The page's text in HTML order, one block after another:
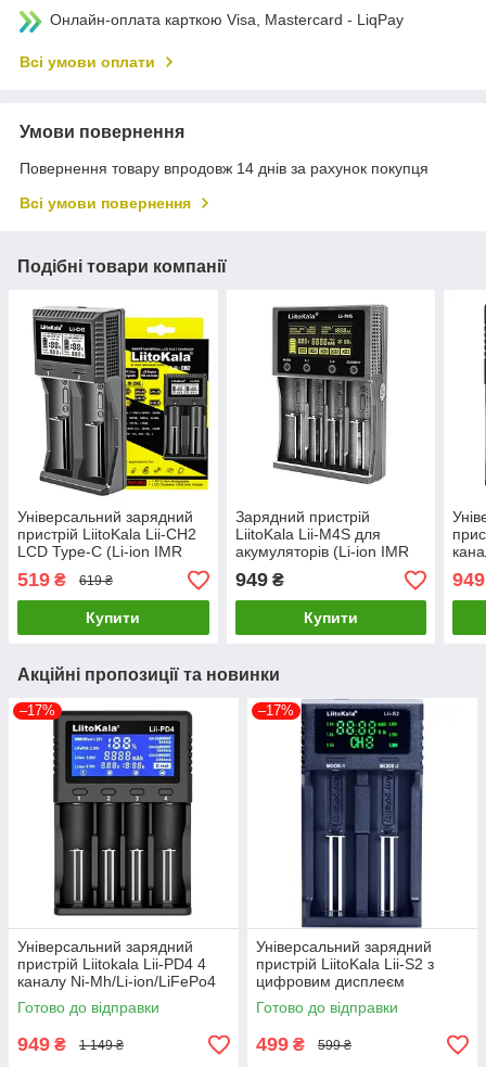
Онлайн-оплата карткою Visa, Mastercard - LiqPay
Всі умови оплати
Умови повернення
Повернення товару впродовж 14 днів за рахунок покупця
Всі умови повернення
Подібні товари компанії
Універсальний зарядний
пристрій LiitoKala Lii-CH2
LCD Type-C (Li-ion IMR
LiFe NiMH) на 2
акумулятори
519 ₴ 619 ₴
Купити
Зарядний пристрій
LiitoKala Lii-M4S для
акумуляторів (Li-ion IMR
LiFe NiMH) + Rower bank +
Type-C
949₴
Купити
ion/
949
Акційні пропозиції та новинки
–17%
Універсальний зарядний
пристрій Liitokala Lii-PD4 4
каналу Ni-Mh/Li-ion/LiFePo4
220V/12V LCD
Готово до відправки
949 ₴ 1 149 ₴
–17%
Універсальний зарядний
пристрій LiitoKala Lii-S2 з
цифровим дисплеєм
Готово до відправки
499 ₴ 599 ₴